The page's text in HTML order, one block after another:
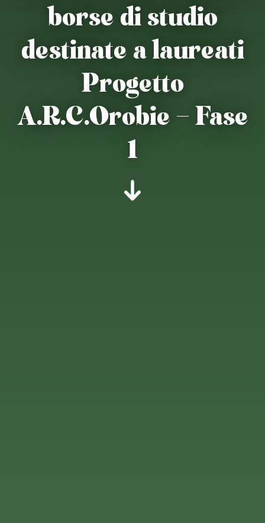
borse di studio
destinate a laureati
Progetto
A.R.C.Orobie – Fase
1